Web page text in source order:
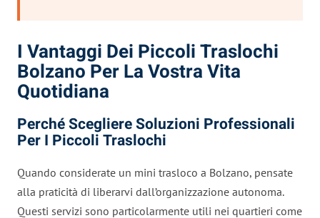
I Vantaggi Dei Piccoli Traslochi
Bolzano Per La Vostra Vita
Quotidiana
Perché Scegliere Soluzioni Professionali
Per I Piccoli Traslochi
Quando considerate un mini trasloco a Bolzano, pensate
alla praticità di liberarvi dall’organizzazione autonoma.
Questi servizi sono particolarmente utili nei quartieri come